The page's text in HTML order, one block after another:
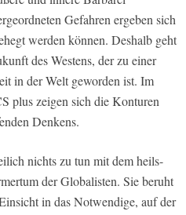
Gefahren ergeben sich
werden können. Deshalb geht
des Westens, der zu einer
in der Welt geworden ist. Im
plus zeigen sich die Konturen
Denkens.
nichts zu tun mit dem heils-
der Globalisten. Sie beruht
in das Notwendige, auf der